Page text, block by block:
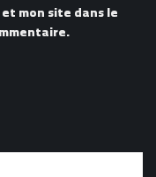
mon site dans le